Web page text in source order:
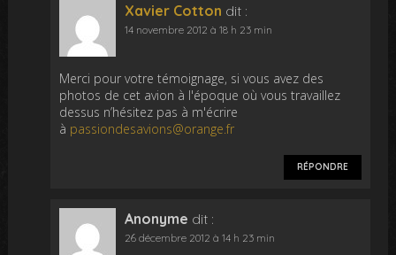
Xavier Cotton dit :
14 novembre 2012 à 18 h 23 min
Merci pour votre témoignage, si vous avez des
photos de cet avion à l'époque où vous travaillez
dessus n’hésitez pas à m'écrire
à passiondesavions@orange.fr
RÉPONDRE
Anonyme dit :
26 décembre 2012 à 14 h 23 min